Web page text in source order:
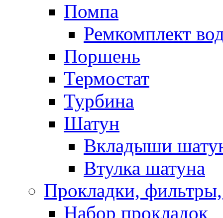
Помпа
Ремкомплект
Поршень
Термостат
Турбина
Шатун
Вкладыши
Втулка шатуна
Прокладки,
Набор прокладок